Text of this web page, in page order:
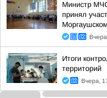
Министр
принял
Итоги
территорий
Вчера,